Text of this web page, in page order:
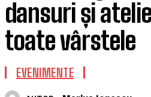
dansuri și
toate vârstele
EVENIMENTE